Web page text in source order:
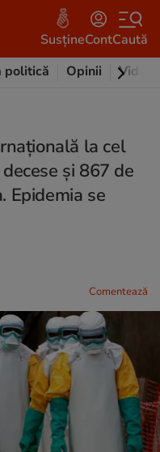
SusțineContCaută
politică Opinii Video
la cel
și 867 de
Epidemia se
Comentează